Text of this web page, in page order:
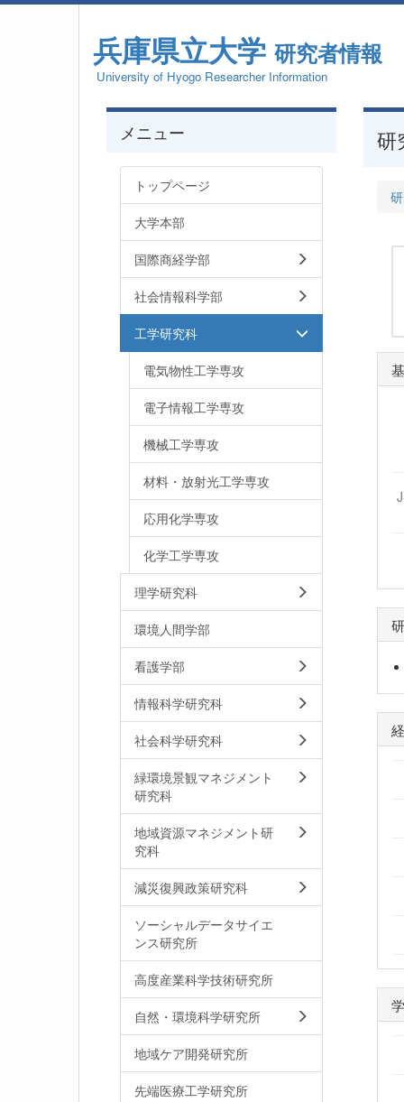
兵庫県立大学 研究者情報
University of Hyogo Researcher Information
研
メニュー
トップページ
大学本部
国際商経学部
社会情報科学部
工学研究科
電気物性工学専攻
電子情報工学専攻
機械工学専攻
材料・放射光工学専攻
応用化学専攻
化学工学専攻
理学研究科
環境人間学部
看護学部
情報科学研究科
社会科学研究科
緑環境景観マネジメント
研究科
地域資源マネジメント研
究科
減災復興政策研究科
ソーシャルデータサイエ
ンス研究所
高度産業科学技術研究所
自然・環境科学研究所
地域ケア開発研究所
先端医療工学研究所